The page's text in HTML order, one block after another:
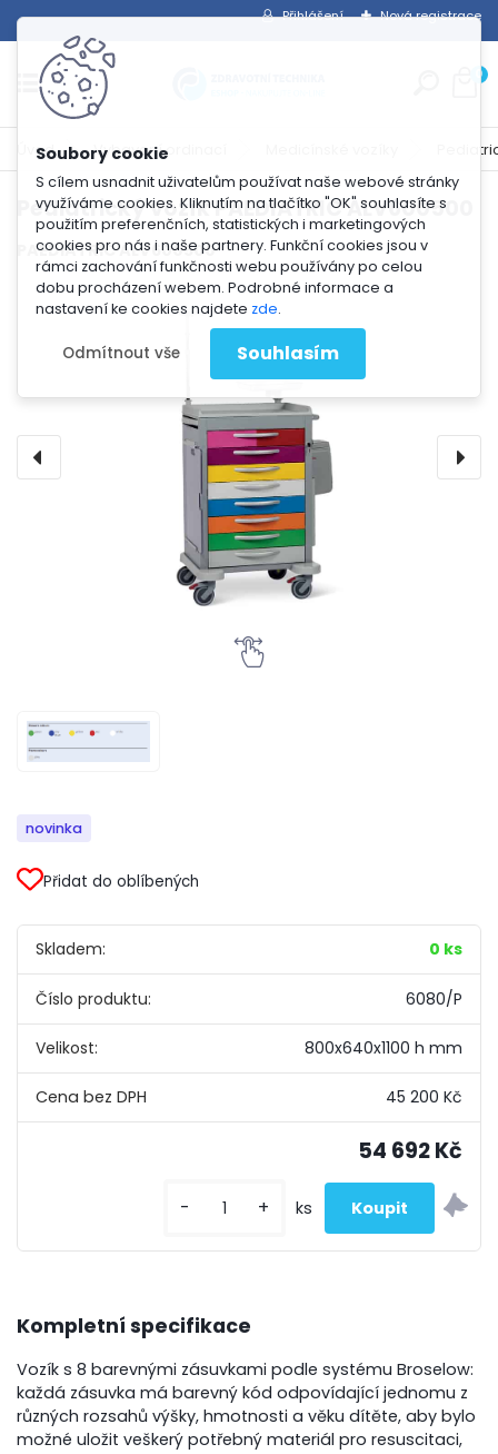
S cílem usnadnit uživatelům používat naše webové stránky
využíváme cookies. Kliknutím na tlačítko "OK" souhlasíte s
použitím preferenčních, statistických i marketingových
cookies pro nás i naše partnery. Funkční cookies jsou v
rámci zachování funkčnosti webu používány po celou
dobu procházení webem. Podrobné informace a
nastavení ke cookies najdete zde.
Odmítnout vše Souhlasím
Přihlášení Nová registrace
0
Úvod Vybavení ordinací
Pediatrický vozík PAEDIATRIC ALV600500
PAEDIATRIC ALV600500
novinka
Přidat do oblíbených
Skladem: 0 ks
Číslo produktu: 6080/P
Velikost: 800x640x1100 h mm
45 200 Kč
54 692 Kč
- + ks
Kompletní specifikace
Vozík s 8 barevnými zásuvkami podle systému Broselow:
každá zásuvka má barevný kód odpovídající jednomu z
různých rozsahů výšky, hmotnosti a věku dítěte, aby bylo
možné uložit veškerý potřebný materiál pro resuscitaci,